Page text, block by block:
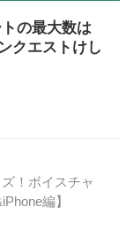
の最大数は
クエストけし
！ボイスチャ
編】